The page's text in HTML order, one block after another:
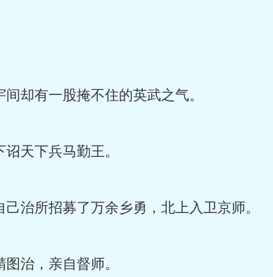
却有一股掩不住的英武之气。
天下兵马勤王。
治所招募了万余乡勇，北上入卫京师。
治，亲自督师。